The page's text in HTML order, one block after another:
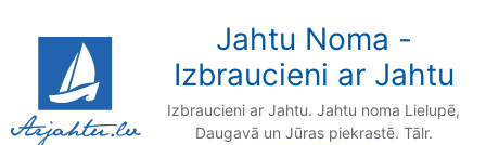
Jahtu Noma -
Izbraucieni ar Jahtu
Izbraucieni ar Jahtu. Jahtu noma Lielupē,
Daugavā un Jūras piekrastē. Tālr.